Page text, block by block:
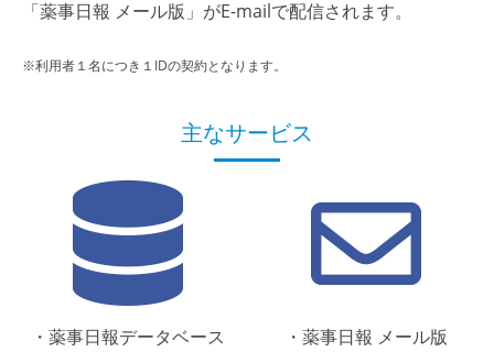
「薬事日報 メール版」がE-mailで配信されます。
※利用者１名につき１IDの契約となります。
主なサービス
・薬事日報データベース ・薬事日報 メール版